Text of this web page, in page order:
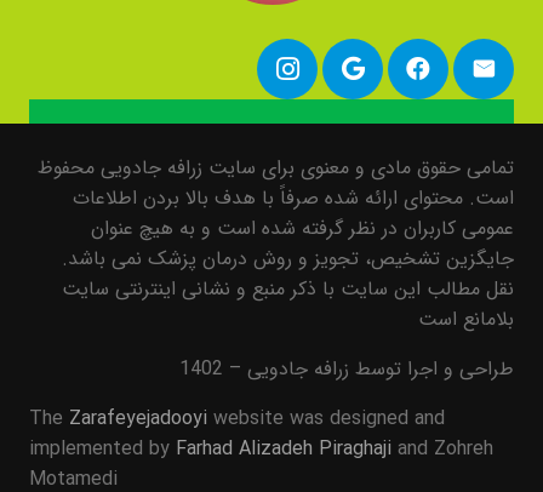
تمامی حقوق مادی و معنوی برای سایت زرافه جادویی محفوظ
است. محتوای ارائه شده صرفاً با هدف بالا بردن اطلاعات
عمومی کاربران در نظر گرفته شده است و به هیچ عنوان
جایگزین تشخیص، تجویز و روش درمان پزشک نمی باشد.
نقل مطالب این سایت با ذکر منبع و نشانی اینترنتی سایت
بلامانع است
طراحی و اجرا توسط زرافه جادویی – 1402
The Zarafeyejadooyi website was designed and
implemented by Farhad Alizadeh Piraghaji and Zohreh
Motamedi